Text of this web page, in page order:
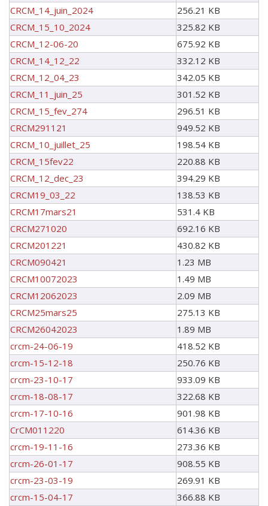
CRCM_14_juin_2024
256.21 KB
CRCM_15_10_2024
325.82 KB
CRCM_12-06-20
675.92 KB
CRCM_14_12_22
332.12 KB
CRCM_12_04_23
342.05 KB
CRCM_11_juin_25
301.52 KB
CRCM_15_fev_274
296.51 KB
CRCM291121
949.52 KB
CRCM_10_juillet_25
198.54 KB
CRCM_15fev22
220.88 KB
CRCM_12_dec_23
394.29 KB
CRCM19_03_22
138.53 KB
CRCM17mars21
531.4 KB
CRCM271020
692.16 KB
CRCM201221
430.82 KB
CRCM090421
1.23 MB
CRCM10072023
1.49 MB
CRCM12062023
2.09 MB
CRCM25mars25
275.13 KB
CRCM26042023
1.89 MB
crcm-24-06-19
418.52 KB
crcm-15-12-18
250.76 KB
crcm-23-10-17
933.09 KB
crcm-18-08-17
322.68 KB
crcm-17-10-16
901.98 KB
CrCM011220
614.36 KB
crcm-19-11-16
273.36 KB
crcm-26-01-17
908.55 KB
crcm-23-03-19
269.91 KB
crcm-15-04-17
366.88 KB